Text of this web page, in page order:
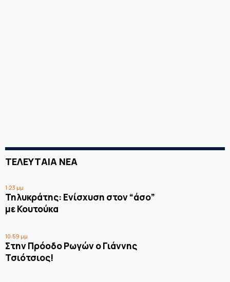
ΤΕΛΕΥΤΑΙΑ ΝΕΑ
1:23 μμ
Τηλυκράτης: Ενίσχυση στον “άσο”
με Κουτούκα
10:59 μμ
Στην Πρόοδο Ρωγών ο Γιάννης
Τσιότσιος!